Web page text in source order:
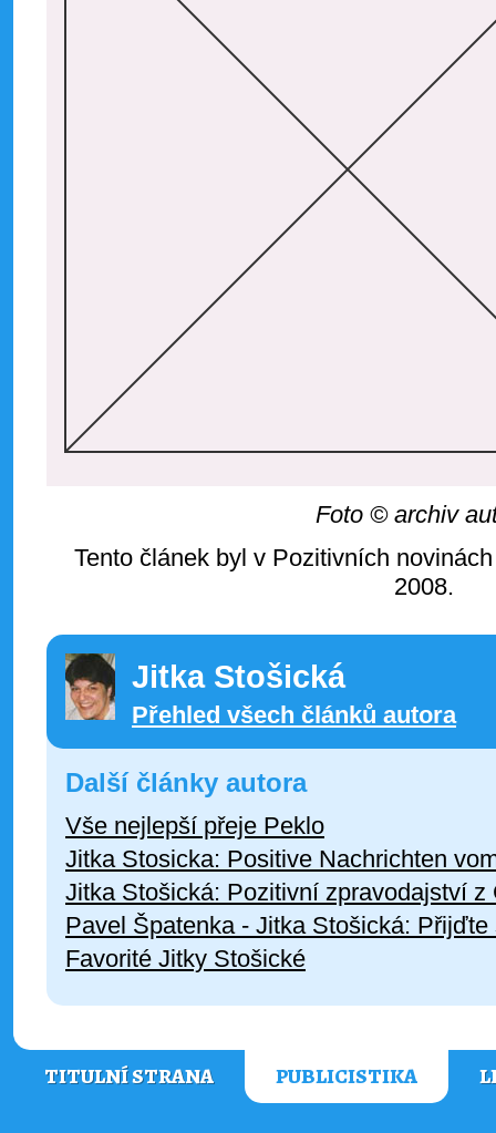
Foto © archiv
Tento článek byl v Pozitivních
2008.
Jitka Stošická
Přehled všech článků autora
Další články autora
Vše nejlepší přeje Peklo
Jitka Stosicka: Positive Nachrichten
Jitka Stošická: Pozitivní zpravodajství z
Pavel Špatenka - Jitka Stošická:
Favorité Jitky Stošické
TITULNÍ STRANA PUBLICISTIKA